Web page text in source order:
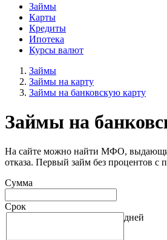
Займы
Карты
Кредиты
Ипотека
Курсы валют
Займы
Займы на карту
Займы на банковскую карту
Займы на
На сайте можно найти МФО, выдающие
отказа. Первый займ без процентов с
Сумма
Срок
дней